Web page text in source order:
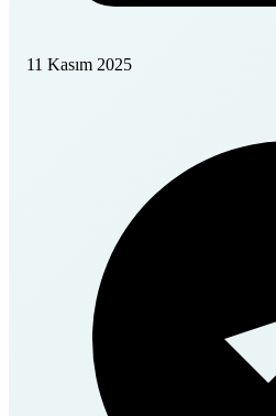
11 Kasım 2025